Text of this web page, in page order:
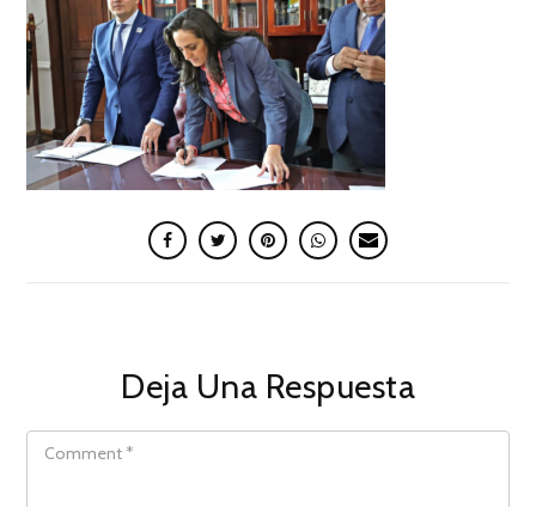
Deja Una Respuesta
COMMENT